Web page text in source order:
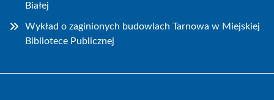
Białej
Wykład o zaginionych budowlach Tarnowa w Miejskiej
Bibliotece Publicznej